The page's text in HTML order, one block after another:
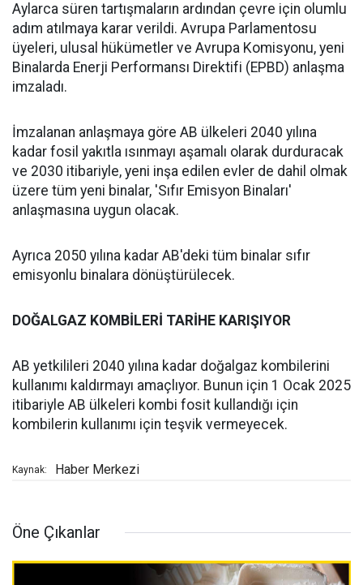
Aylarca süren tartışmaların ardından çevre için olumlu
adım atılmaya karar verildi. Avrupa Parlamentosu
üyeleri, ulusal hükümetler ve Avrupa Komisyonu, yeni
Binalarda Enerji Performansı Direktifi (EPBD) anlaşma
imzaladı.
İmzalanan anlaşmaya göre AB ülkeleri 2040 yılına
kadar fosil yakıtla ısınmayı aşamalı olarak durduracak
ve 2030 itibariyle, yeni inşa edilen evler de dahil olmak
üzere tüm yeni binalar, 'Sıfır Emisyon Binaları'
anlaşmasına uygun olacak.
Ayrıca 2050 yılına kadar AB'deki tüm binalar sıfır
emisyonlu binalara dönüştürülecek.
DOĞALGAZ KOMBİLERİ TARİHE KARIŞIYOR
AB yetkilileri 2040 yılına kadar doğalgaz kombilerini
kullanımı kaldırmayı amaçlıyor. Bunun için 1 Ocak 2025
itibariyle AB ülkeleri kombi fosit kullandığı için
kombilerin kullanımı için teşvik vermeyecek.
Kaynak: Haber Merkezi
Öne Çıkanlar